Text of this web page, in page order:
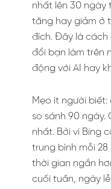
nhất lên 30 ngày
tăng hay giảm ở
đích. Đây là
đổi bạn làm trên
động với AI hay
Mẹo ít người
so sánh 90 ngày.
nhất. Bởi vì Bing
trung bình mỗi
thời gian ngắn
cuối tuần, ngày